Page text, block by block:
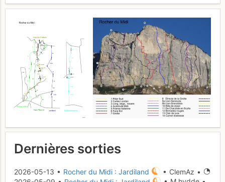
Dernières sorties
2026-05-13 • Rocher du Midi : Jardiland
• ClemAz •